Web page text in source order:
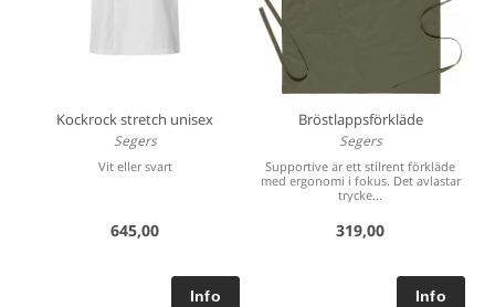
Kockrock stretch unisex
Segers
Vit eller svart
645,00
Bröstlappsförkläde
Segers
Supportive är ett stilrent förkläde
med ergonomi i fokus. Det avlastar
trycke...
319,00